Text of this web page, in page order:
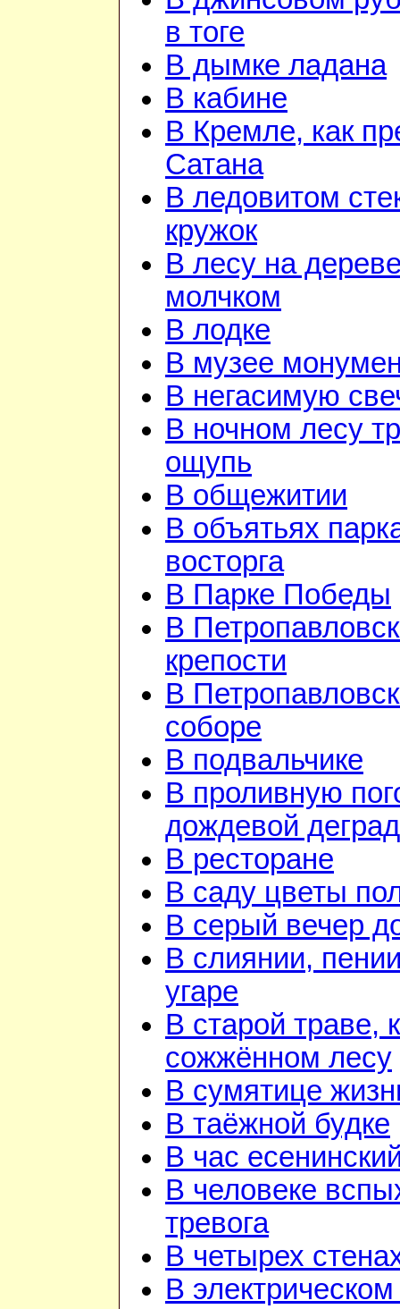
в тоге
В дымке ладана
В кабине
В Кремле, как
Сатана
В ледовитом
кружок
В лесу на
молчком
В лодке
В музее
В негасимую
В ночном лесу
ощупь
В общежитии
В объятьях
восторга
В Парке Победы
В
крепости
В
соборе
В подвальчике
В проливную
дождевой
В ресторане
В саду цветы
В серый вечер
В слиянии,
угаре
В старой траве,
сожжённом лесу
В сумятице
В таёжной будке
В час
В человеке
тревога
В четырех
В